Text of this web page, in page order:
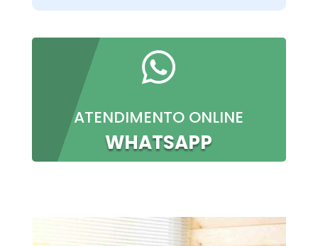

ATENDIMENTO ONLINE
WHATSAPP